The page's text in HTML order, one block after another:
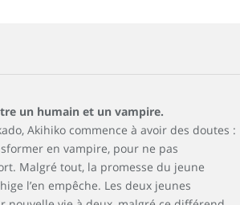
un humain et un vampire.
Akihiko commence à avoir des doutes :
en vampire, pour ne pas
Malgré tout, la promesse du jeune
l’en empêche. Les deux jeunes